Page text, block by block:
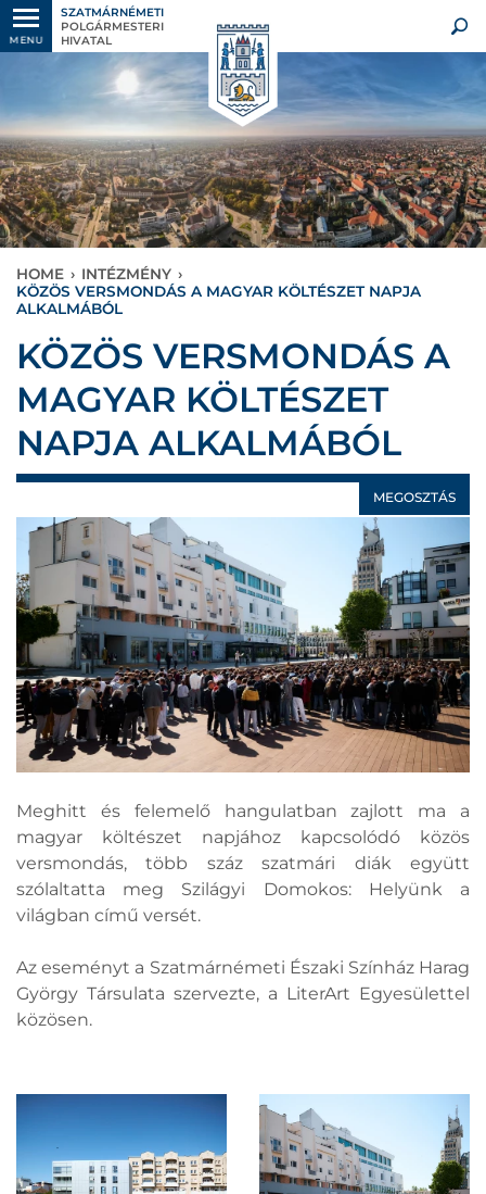
MENU
SZATMÁRNÉMETI
POLGÁRMESTERI
HIVATAL
HOME › INTÉZMÉNY ›
KÖZÖS VERSMONDÁS A MAGYAR KÖLTÉSZET NAPJA
ALKALMÁBÓL
KÖZÖS VERSMONDÁS A
MAGYAR KÖLTÉSZET
NAPJA ALKALMÁBÓL
MEGOSZTÁS
Meghitt és felemelő hangulatban zajlott ma a
magyar költészet napjához kapcsolódó közös
versmondás, több száz szatmári diák együtt
szólaltatta meg Szilágyi Domokos: Helyünk a
világban című versét.
Az eseményt a Szatmárnémeti Északi Színház Harag
György Társulata szervezte, a LiterArt Egyesülettel
közösen.